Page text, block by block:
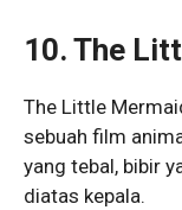
10. The
The Little
sebuah film
yang tebal, bibir
diatas kepala.